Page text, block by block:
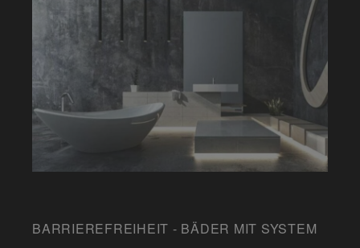
BARRIEREFREIHEIT - BÄDER MIT SYSTEM